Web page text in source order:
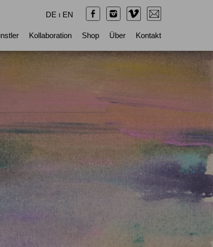
Kollaboration Shop Über Kontakt
DE ı EN